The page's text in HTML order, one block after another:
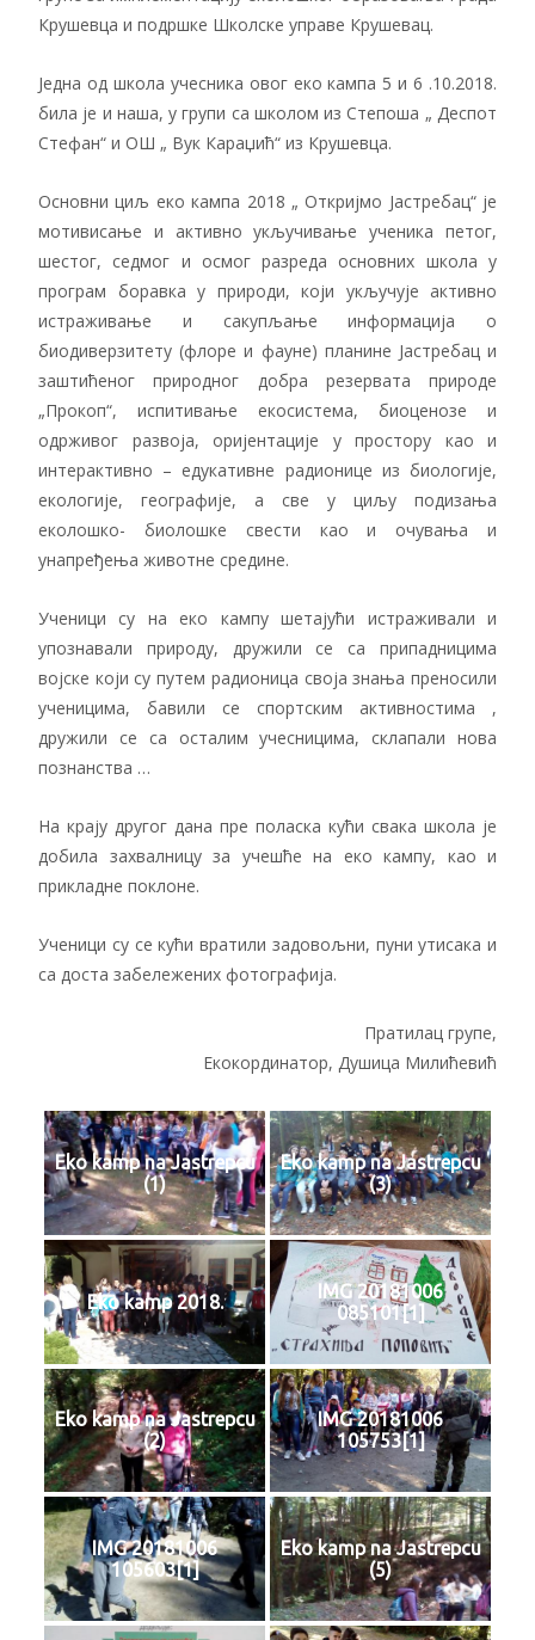
Крушевца и подршке Школске управе Крушевац.
Једна од школа учесника овог еко кампа 5 и 6 .10.2018.
била је и наша, у групи са школом из Степоша „ Деспот
Стефан“ и ОШ „ Вук Караџић“ из Крушевца.
Основни циљ еко кампа 2018 „ Откријмо Јастребац“ је
мотивисање и активно укључивање ученика петог,
шестог, седмог и осмог разреда основних школа у
програм боравка у природи, који укључује активно
истраживање и сакупљање информација о
биодиверзитету (флоре и фауне) планине Јастребац и
заштићеног природног добра резервата природе
„Прокоп“, испитивање екосистема, биоценозе и
одрживог развоја, оријентације у простору као и
интерактивно – едукативне радионице из биологије,
екологије, географије, а све у циљу подизања
еколошкo- биолошке свести као и очувања и
унапређења животне средине.
Ученици су на еко кампу шетајући истраживали и
упознавали природу, дружили се са припадницима
војске који су путем радионица своја знања преносили
ученицима, бавили се спортским активностима ,
дружили се са осталим учесницима, склапали нова
познанства …
На крају другог дана пре поласка кући свака школа је
добила захвалницу за учешће на еко кампу, као и
прикладне поклоне.
Ученици су се кући вратили задовољни, пуни утисака и
са доста забележених фотографија.
Пратилац групе,
Екокординатор, Душица Милићевић
Eko kamp na Jastrepcu
(1)
Eko kamp na Jastrepcu
(3)
Eko kamp 2018.
IMG 20181006
085101[1]
Eko kamp na Jastrepcu
(2)
IMG 20181006
105753[1]
IMG 20181006
105603[1]
Eko kamp na Jastrepcu
(5)